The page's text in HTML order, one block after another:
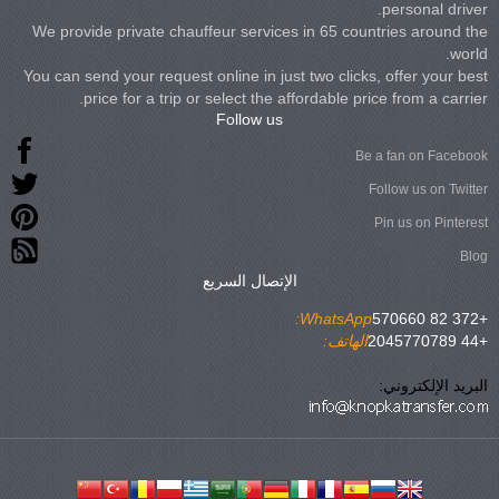
personal driver.
We provide private chauffeur services in 65 countries around the
world.
You can send your request online in just two clicks, offer your best
price for a trip or select the affordable price from a carrier.
Follow us
Be a fan on Facebook
Follow us on Twitter
Pin us on Pinterest
Blog
الإتصال السريع
WhatsApp:
+372 82 570660
الهاتف:
+44 2045770789
البريد الإلكتروني: